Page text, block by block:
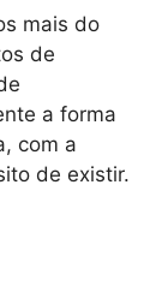
mais do
de
a forma
com a
de existir.